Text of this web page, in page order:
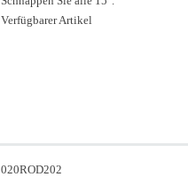
Verfügbarer Artikel
020ROD202